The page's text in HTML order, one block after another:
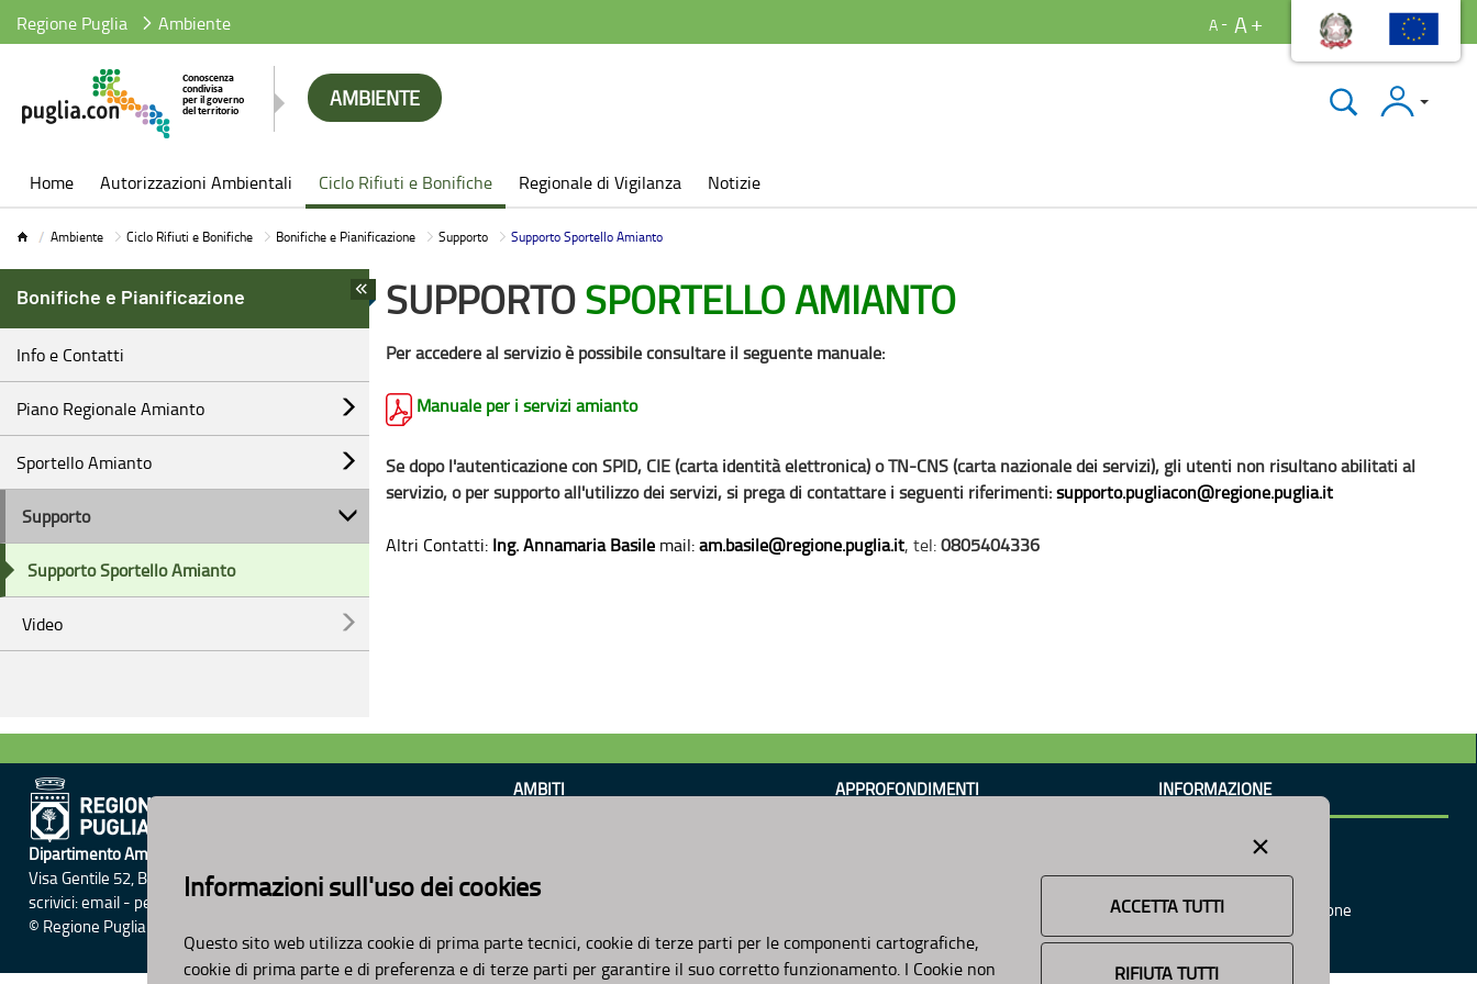
×
Informazioni sull'uso dei cookies
Questo sito web utilizza cookie di prima parte tecnici, cookie di terze parti per le componenti cartografiche,
cookie di prima parte e di preferenza e di terze parti per garantire il suo corretto funzionamento. I Cookie non
ACCETTA TUTTI
RIFIUTA TUTTI
Regione Puglia Ambiente A A
AMBIENTE Accedi
Home Autorizzazioni Ambientali Ciclo Rifiuti e Bonifiche Regionale di Vigilanza Notizie
Ambiente Ciclo Rifiuti e Bonifiche Bonifiche e Pianificazione Supporto Supporto Sportello Amianto
Bonifiche e Pianificazione
Info e Contatti
Piano Regionale Amianto
Sportello Amianto
Supporto
Supporto Sportello Amianto
Video
SUPPORTOSPORTELLO AMIANTO
Per accedere al servizio è possibile consultare il seguente manuale:
Manuale per i servizi amianto
Se dopo l'autenticazione con SPID, CIE (carta identità elettronica) o TN-CNS (carta nazionale dei servizi), gli utenti non risultano abilitati al
servizio, o per supporto all'utilizzo dei servizi, si prega di contattare i seguenti riferimenti:supporto.pugliacon@regione.puglia.it
Altri Contatti: Ing. Annamaria Basile mail:am.basile@regione.puglia.it, tel:0805404336
Dipartimento Ambiente, Paesaggio e Qualità Urbana
Visa Gentile 52, Bari
scrivici:email- pec
© Regione Puglia
AMBITI
Programmazione
APPROFONDIMENTI
Cambiamenti Climatici
INFORMAZIONE
Avvisi e Bandi
Responsabile Pubblicazione